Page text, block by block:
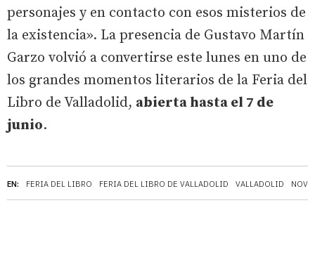
EN: FERIA DEL LIBRO FERIA DEL LIBRO DE VALLADOLID VALLADOLID
personajes y en contacto con esos misterios de
la existencia». La presencia de Gustavo Martín
Garzo volvió a convertirse este lunes en uno de
los grandes momentos literarios de la Feria del
Libro de Valladolid, abierta hasta el 7 de
junio.